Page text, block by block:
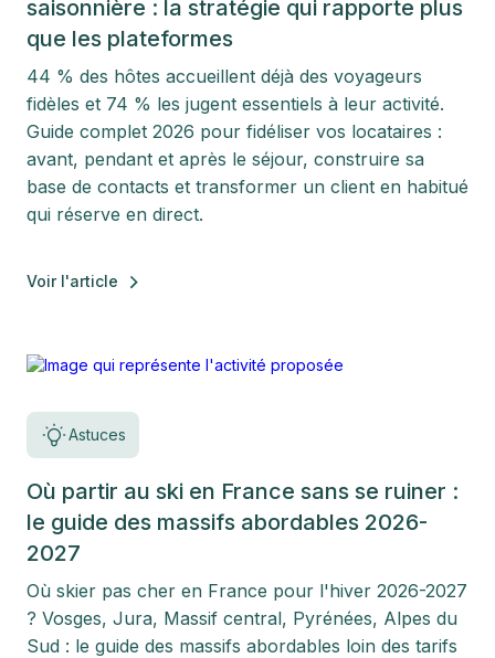
saisonnière : la stratégie qui rapporte plus
que les plateformes
44 % des hôtes accueillent déjà des voyageurs
fidèles et 74 % les jugent essentiels à leur activité.
Guide complet 2026 pour fidéliser vos locataires :
avant, pendant et après le séjour, construire sa
base de contacts et transformer un client en habitué
qui réserve en direct.
Voir l'article
Astuces
Où partir au ski en France sans se ruiner :
le guide des massifs abordables 2026-
2027
Où skier pas cher en France pour l'hiver 2026-2027
? Vosges, Jura, Massif central, Pyrénées, Alpes du
Sud : le guide des massifs abordables loin des tarifs